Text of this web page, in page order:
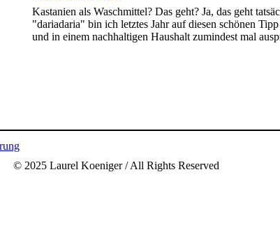
Kastanien als Waschmittel? Das geht? Ja, das geht
"dariadaria" bin ich letztes Jahr auf diesen schönen
und in einem nachhaltigen Haushalt zumindest mal
© 2025 Laurel Koeniger / All Rights Reserved